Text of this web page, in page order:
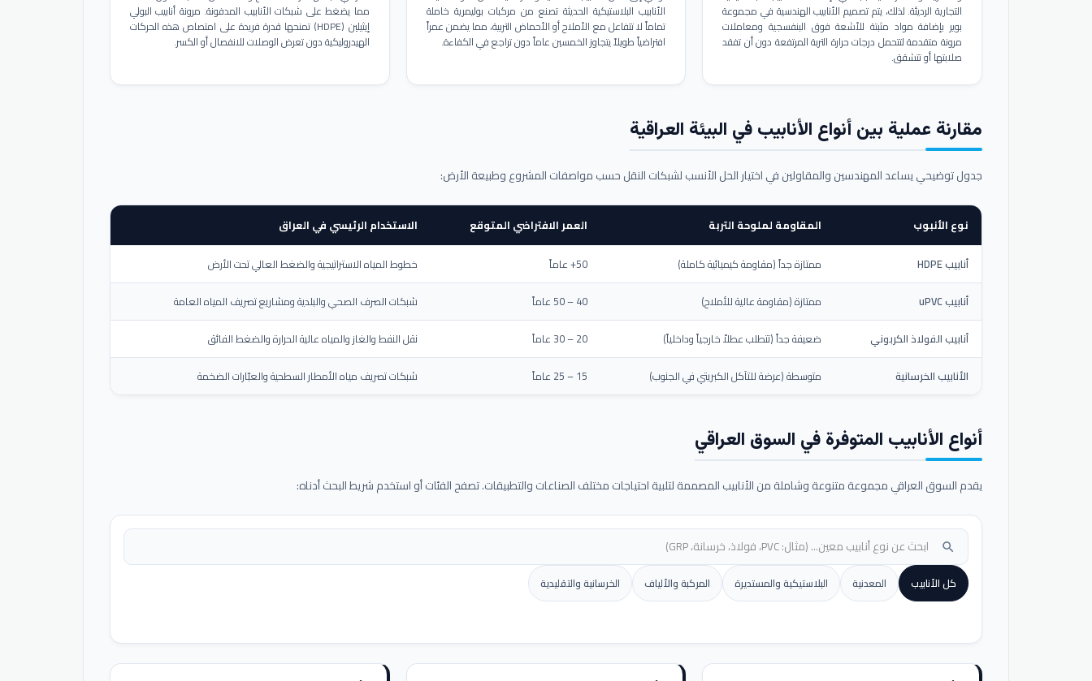
التجارية الرديئة. لذلك، يتم تصميم الأنابيب الهندسية في مجموعة
بوير بإضافة مواد مثبتة للأشعة فوق البنفسجية ومعاملات
مرونة متقدمة لتتحمل درجات حرارة التربة المرتفعة دون أن تفقد
صلابتها أو تتشقق.
الأنابيب البلاستيكية الحديثة تصنع من مركبات بوليمرية خاملة
تماماً لا تتفاعل مع الأملاح أو الأحماض التربية، مما يضمن عمراً
افتراضياً طويلاً يتجاوز الخمسين عاماً دون تراجع في الكفاءة.
مما يضغط على شبكات الأنابيب المدفونة. مرونة أنابيب البولي
إيثيلين (HDPE) تمنحها قدرة فريدة على امتصاص هذه الحركات
الهيدروليكية دون تعرض الوصلات للانفصال أو الكسر.
مقارنة عملية بين أنواع الأنابيب في البيئة العراقية
جدول توضيحي يساعد المهندسين والمقاولين في اختيار الحل الأنسب لشبكات النقل حسب مواصفات المشروع وطبيعة الأرض:
نوع الأنبوب المقاومة لملوحة التربة العمر الافتراضي المتوقع الاستخدام الرئيسي في العراق
أنابيب HDPE ممتازة جداً (مقاومة كيميائية كاملة) 50+ عاماً
خطوط المياه الاستراتيجية والضغط العالي تحت الأرض
أنابيب uPVC
ممتازة (مقاومة عالية للأملاح) 40 – 50 عاماً
شبكات الصرف الصحي والبلدية ومشاريع تصريف المياه العامة
أنابيب الفولاذ الكربوني
ضعيفة جداً (تتطلب عطلاً خارجياً وداخلياً) 20 – 30 عاماً
نقل النفط والغاز والمياه عالية الحرارة والضغط الفائق
الأنابيب الخرسانية
متوسطة (عرضة للتآكل الكبريتي في الجنوب) 15 – 25 عاماً شبكات تصريف مياه الأمطار السطحية والعبّارات الضخمة
أنواع الأنابيب المتوفرة في السوق العراقي
يقدم السوق العراقي مجموعة متنوعة وشاملة من الأنابيب المصممة لتلبية احتياجات مختلف الصناعات والتطبيقات. تصفح الفئات أو استخدم شريط البحث أدناه:
search
كل الأنابيب المعدنية البلاستيكية والمستديرة المركبة والألياف الخرسانية والتقليدية